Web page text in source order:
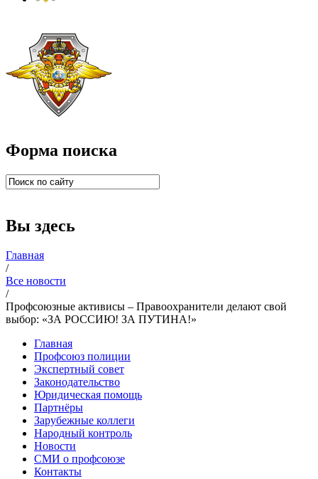
Форма поиска
Вы здесь
Главная
/
Все новости
/
Профсоюзные активисы – Правоохранители делают свой
выбор: «ЗА РОССИЮ! ЗА ПУТИНА!»
Главная
Профсоюз полиции
Экспертный совет
Законодательство
Юридическая помощь
Партнёры
Зарубежные коллеги
Народный контроль
Новости
СМИ о профсоюзе
Контакты